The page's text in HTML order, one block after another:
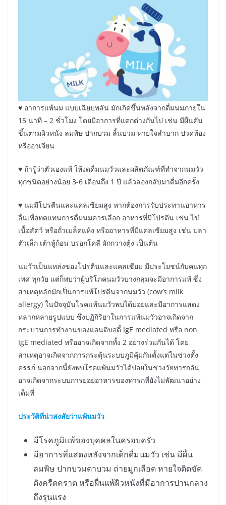
♥ อาการแพ้นม แบบเฉียบพลัน มักเกิดขึ้นหลังจากดื่มนมภายใน
15 นาที – 2 ชั่วโมง โดยมีอาการที่แตกต่างกันไป เช่น มีผื่นคัน
ขึ้นตามผิวหนัง ลมพิษ ปากบวม ลิ้นบวม หายใจลำบาก ปวดท้อง
หรืออาเจียน
♥ ถ้ารู้ว่าตัวเองแพ้ ให้งดดื่มนมวัวและผลิตภัณฑ์ที่ทำจากนมวัว
ทุกชนิดอย่างน้อย 3-6 เดือนถึง 1 ปี แล้วลองกลับมาดื่มอีกครั้ง
♥ นมมีโปรตีนและแคลเซียมสูง หากต้องการรับประทานอาหาร
อื่นเพื่อทดแทนการดื่มนมควรเลือก อาหารที่มีโปรตีน เช่น ไข่
เนื้อสัตว์ หรือถั่วเมล็ดแห้ง หรืออาหารที่มีแคลเซียมสูง เช่น ปลา
ตัวเล็ก เต้าหู้ก้อน บรอกโคลี ผักกวางตุ้ง เป็นต้น
นมวัวเป็นแหล่งของโปรตีนและแคลเซียม มีประโยชน์กับคนทุก
เพศ ทุกวัย แต่ก็พบว่าผู้บริโภคนมวัวบางกลุ่มจะมีอาการแพ้ ซึ่ง
สาเหตุหลักมักเป็นการแพ้โปรตีนจากนมวัว (cow’s milk
allergy) ในปัจจุบันโรคแพ้นมวัวพบได้บ่อยและมีอาการแสดง
หลากหลายรูปแบบ ซึ่งปฏิกิริยาในการแพ้นมวัวอาจเกิดจาก
กระบวนการทำงานของแอนติบอดี้ IgE mediated หรือ non
IgE mediated หรืออาจเกิดจากทั้ง 2 อย่างร่วมกันได้ โดย
สาเหตุอาจเกิดจากการกระตุ้นระบบภูมิคุ้มกันตั้งแต่ในช่วงตั้ง
ครรภ์ นอกจากนี้ยังพบโรคแพ้นมวัวได้บ่อยในช่วงวัยทารกอัน
อาจเกิดจากระบบการย่อยอาหารของทารกที่ยังไม่พัฒนาอย่าง
เต็มที่
ประวัติที่น่าสงสัยว่าแพ้นมวัว
มีโรคภูมิแพ้ของบุคคลในครอบครัว
มีอาการที่แสดงหลังจากเด็กดื่มนมวัว เช่น มีผื่น
ลมพิษ ปากบวมตาบวม ถ่ายมูกเลือด หายใจติดขัด
ดังครืดคราด หรือผื่นแพ้ผิวหนังที่มีอาการปานกลาง
ถึงรุนแรง